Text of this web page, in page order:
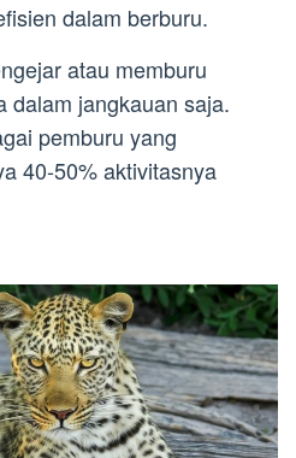
dalam berburu.
atau memburu
dalam jangkauan saja.
pemburu yang
40-50% aktivitasnya